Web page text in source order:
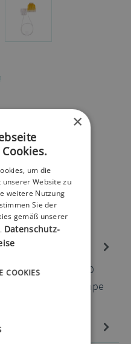
Selbstzahler
Gib den
Set 9 mm 30 cm 10
Kaleido Insulinpumpe
×
um die
Website zu
weitere Nutzung
Sie der
gemäß unserer
Datenschutz-
COOKIES